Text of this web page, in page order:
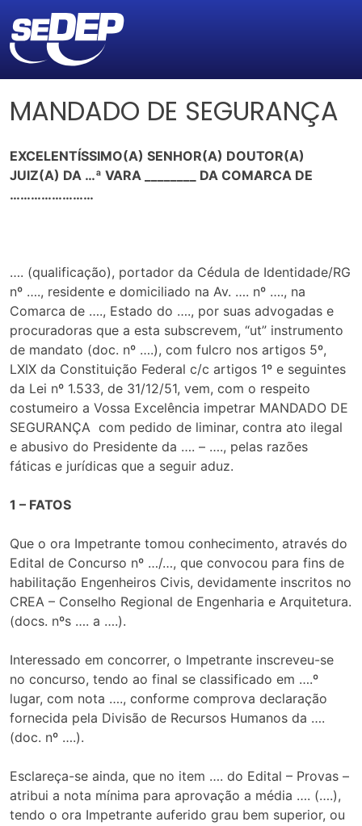
MANDADO DE SEGURANÇA
EXCELENTÍSSIMO(A) SENHOR(A) DOUTOR(A)
JUIZ(A) DA …ª VARA ________ DA COMARCA DE
……………………
…. (qualificação), portador da Cédula de Identidade/RG
nº …., residente e domiciliado na Av. …. nº …., na
Comarca de …., Estado do …., por suas advogadas e
procuradoras que a esta subscrevem, “ut” instrumento
de mandato (doc. nº ….), com fulcro nos artigos 5º,
LXIX da Constituição Federal c/c artigos 1º e seguintes
da Lei nº 1.533, de 31/12/51, vem, com o respeito
costumeiro a Vossa Excelência impetrar MANDADO DE
SEGURANÇA com pedido de liminar, contra ato ilegal
e abusivo do Presidente da …. – …., pelas razões
fáticas e jurídicas que a seguir aduz.
1 – FATOS
Que o ora Impetrante tomou conhecimento, através do
Edital de Concurso nº …/…, que convocou para fins de
habilitação Engenheiros Civis, devidamente inscritos no
CREA – Conselho Regional de Engenharia e Arquitetura.
(docs. nºs …. a ….).
Interessado em concorrer, o Impetrante inscreveu-se
no concurso, tendo ao final se classificado em ….º
lugar, com nota …., conforme comprova declaração
fornecida pela Divisão de Recursos Humanos da ….
(doc. nº ….).
Esclareça-se ainda, que no item …. do Edital – Provas –
atribui a nota mínima para aprovação a média …. (….),
tendo o ora Impetrante auferido grau bem superior, ou